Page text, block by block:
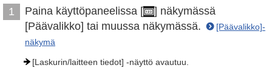
1 Paina käyttöpaneelissa [
] näkymässä
[Päävalikko] tai muussa näkymässä.
[Päävalikko]-
näkymä
[Laskurin/laitteen tiedot] -näyttö avautuu.